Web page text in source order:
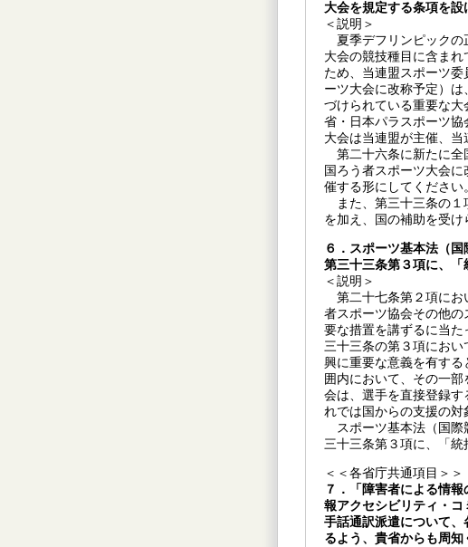
大会を規定する条項を設
＜説明＞
夏季デフリンピックの
大会の競技種目に含ま
ため、当連盟スポーツ
ーツ大会に改称予定）
づけられている重要な
省・日本パラスポーツ
大会は当連盟が主催、当
第二十六条に新たに全
国ろう者スポーツ大会
催する形にしてください
また、第三十三条の１
を加え、国の補助を受け
６．スポーツ基本法（
第三十三条第３項に、「
＜説明＞
第二十七条第２項にお
者スポーツ協会その他
要な措置を講ずるに当
三十三条の第３項にお
興に重要な意義を有す
囲内において、その一
会は、選手を直接登録
れでは国からの支援の対
スポーツ基本法（国際
三十三条第３項に、「統
＜＜各省庁共通項目＞＞
７．「障害者による情
報アクセシビリティ・
手話通訳派遣について
るよう、貴省からも周知